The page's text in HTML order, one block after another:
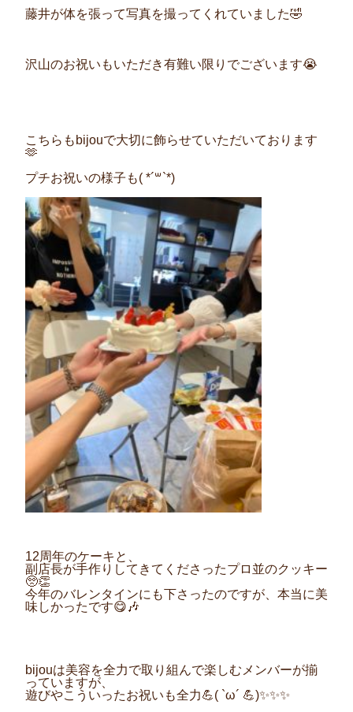
藤井が体を張って写真を撮ってくれていました🤣
沢山のお祝いもいただき有難い限りでございます😭
こちらもbijouで大切に飾らせていただいております
🫶
プチお祝いの様子も(​ *´꒳`*​)
12周年のケーキと、
副店長が手作りしてきてくださったプロ並のクッキー
🥺👏
今年のバレンタインにも下さったのですが、本当に美
味しかったです😋🎶
bijouは美容を全力で取り組んで楽しむメンバーが揃
っていますが、
遊びやこういったお祝いも全力💪( `ω´ 💪)✨✨✨